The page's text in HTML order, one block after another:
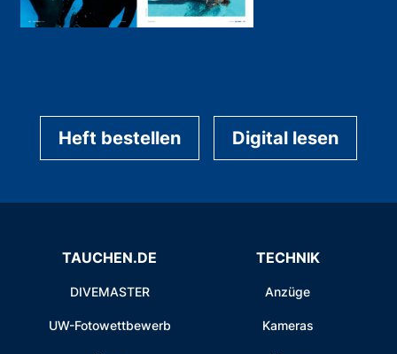
Heft bestellen Digital lesen
TAUCHEN.DE
DIVEMASTER
UW-Fotowettbewerb
TECHNIK
Anzüge
Kameras